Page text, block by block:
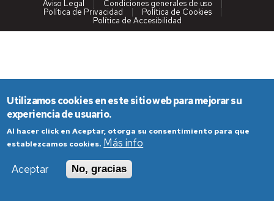
Aviso Legal
Condiciones generales de uso
Política de Privacidad
Política de Cookies
Política de Accesibilidad
Utilizamos cookies en este sitio web para mejorar su
experiencia de usuario.
Al hacer click en Aceptar, otorga su consentimiento para que
establezcamos cookies. Más info
Aceptar
No, gracias